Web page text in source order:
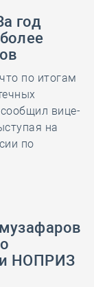
год
по итогам
вице-
на
по
НОПРИЗ